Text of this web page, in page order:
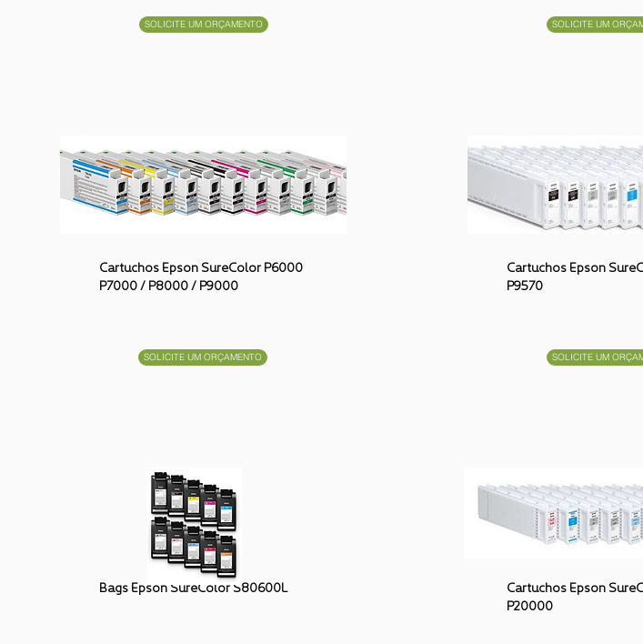
SOLICITE UM ORÇAMENTO SOLICITE UM
Cartuchos Epson SureColor P6000
P7000 / P8000 / P9000
SOLICITE UM ORÇAMENTO
Cartuchos Epson
P9570
SOLICITE UM
Bags Epson SureColor S80600L
Cartuchos Epson
P20000